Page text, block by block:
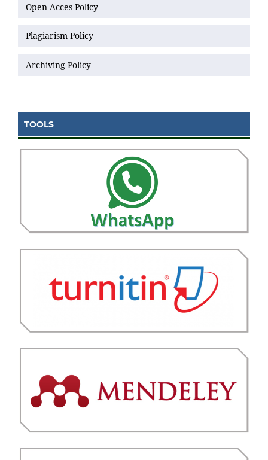
Open Acces Policy
Plagiarism Policy
Archiving Policy
TOOLS